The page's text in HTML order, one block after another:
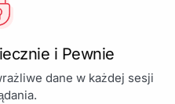
i Pewnie
dane w każdej sesji